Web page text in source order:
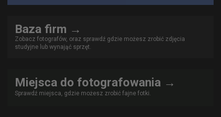
Baza firm →
Zobacz fotografów, oraz sprawdź gdzie możesz zrobić zdjęcia
studyjne lub wynająć sprzęt.
Miejsca do fotografowania →
Sprawdź miejsca, gdzie możesz zrobić fajne fotki.